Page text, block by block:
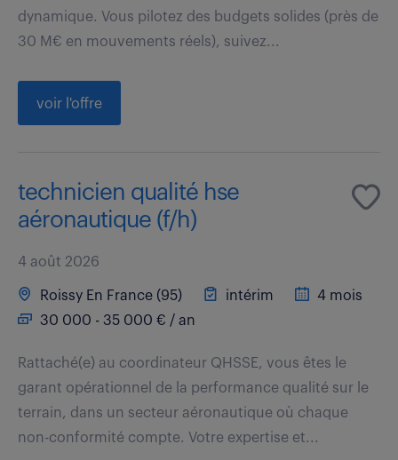
dynamique. Vous pilotez des budgets solides (près de
30 M€ en mouvements réels), suivez...
voir l'offre
technicien qualité hse
aéronautique (f/h)
4 août 2026
Roissy En France (95) intérim
4 mois
30 000 - 35 000 € / an
Rattaché(e) au coordinateur QHSSE, vous êtes le
garant opérationnel de la performance qualité sur le
terrain, dans un secteur aéronautique où chaque
non-conformité compte. Votre expertise et...